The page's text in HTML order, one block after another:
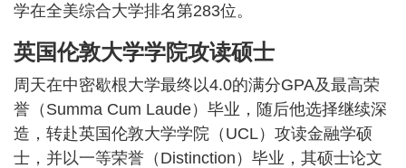
学在全美综合大学排名第283位。
英国伦敦大学学院攻读硕士
周天在中密歇根大学最终以4.0的满分GPA及最高荣
誉（Summa Cum Laude）毕业，随后他选择继续深
造，转赴英国伦敦大学学院（UCL）攻读金融学硕
士，并以一等荣誉（Distinction）毕业，其硕士论文